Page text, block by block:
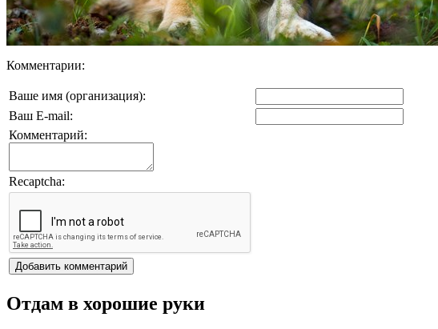
Комментарии:
Ваше имя (организация):
Ваш E-mail:
Комментарий:
Recaptcha:
Отдам в хорошие руки